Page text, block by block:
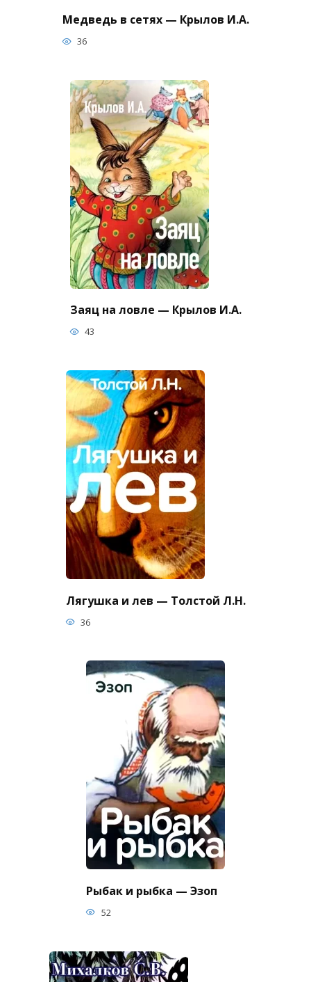
Медведь в сетях — Крылов И.А.
36
Заяц на ловле — Крылов И.А.
43
Лягушка и лев — Толстой Л.Н.
36
Рыбак и рыбка — Эзоп
52